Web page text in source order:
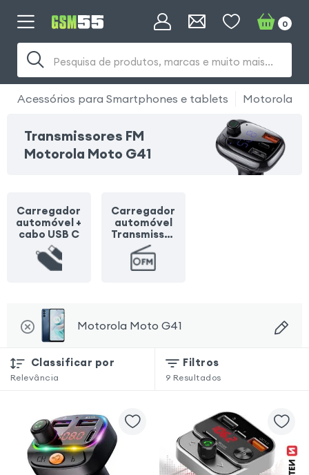
Pesquisa de produtos, marcas e muito mais...
0
Acessórios para Smartphones e tablets Motorola
Transmissores FM
Motorola Moto G41
Carregador
automóvel +
cabo USB C
Carregador
automóvel
Transmissor
FM
Motorola Moto G41
Classificar por
Relevância
Filtros
9 Resultados